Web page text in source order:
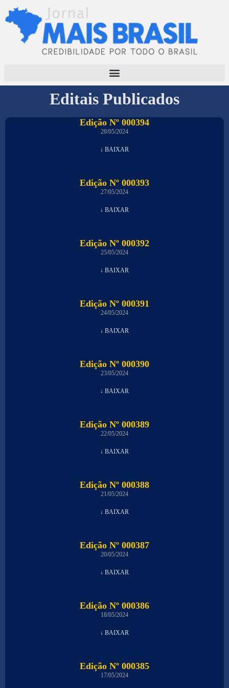
Editais Publicados
Edição Nº 000394
28/05/2024
↓ BAIXAR
Edição Nº 000393
27/05/2024
↓ BAIXAR
Edição Nº 000392
25/05/2024
↓ BAIXAR
Edição Nº 000391
24/05/2024
↓ BAIXAR
Edição Nº 000390
23/05/2024
↓ BAIXAR
Edição Nº 000389
22/05/2024
↓ BAIXAR
Edição Nº 000388
21/05/2024
↓ BAIXAR
Edição Nº 000387
20/05/2024
↓ BAIXAR
Edição Nº 000386
18/05/2024
↓ BAIXAR
Edição Nº 000385
17/05/2024